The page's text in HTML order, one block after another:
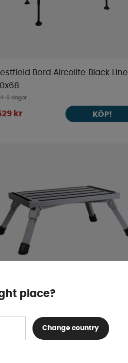
Bord Aircolite Black Line
4-9 dagar
kr KÖP!
Finns i lager
place?
Change country